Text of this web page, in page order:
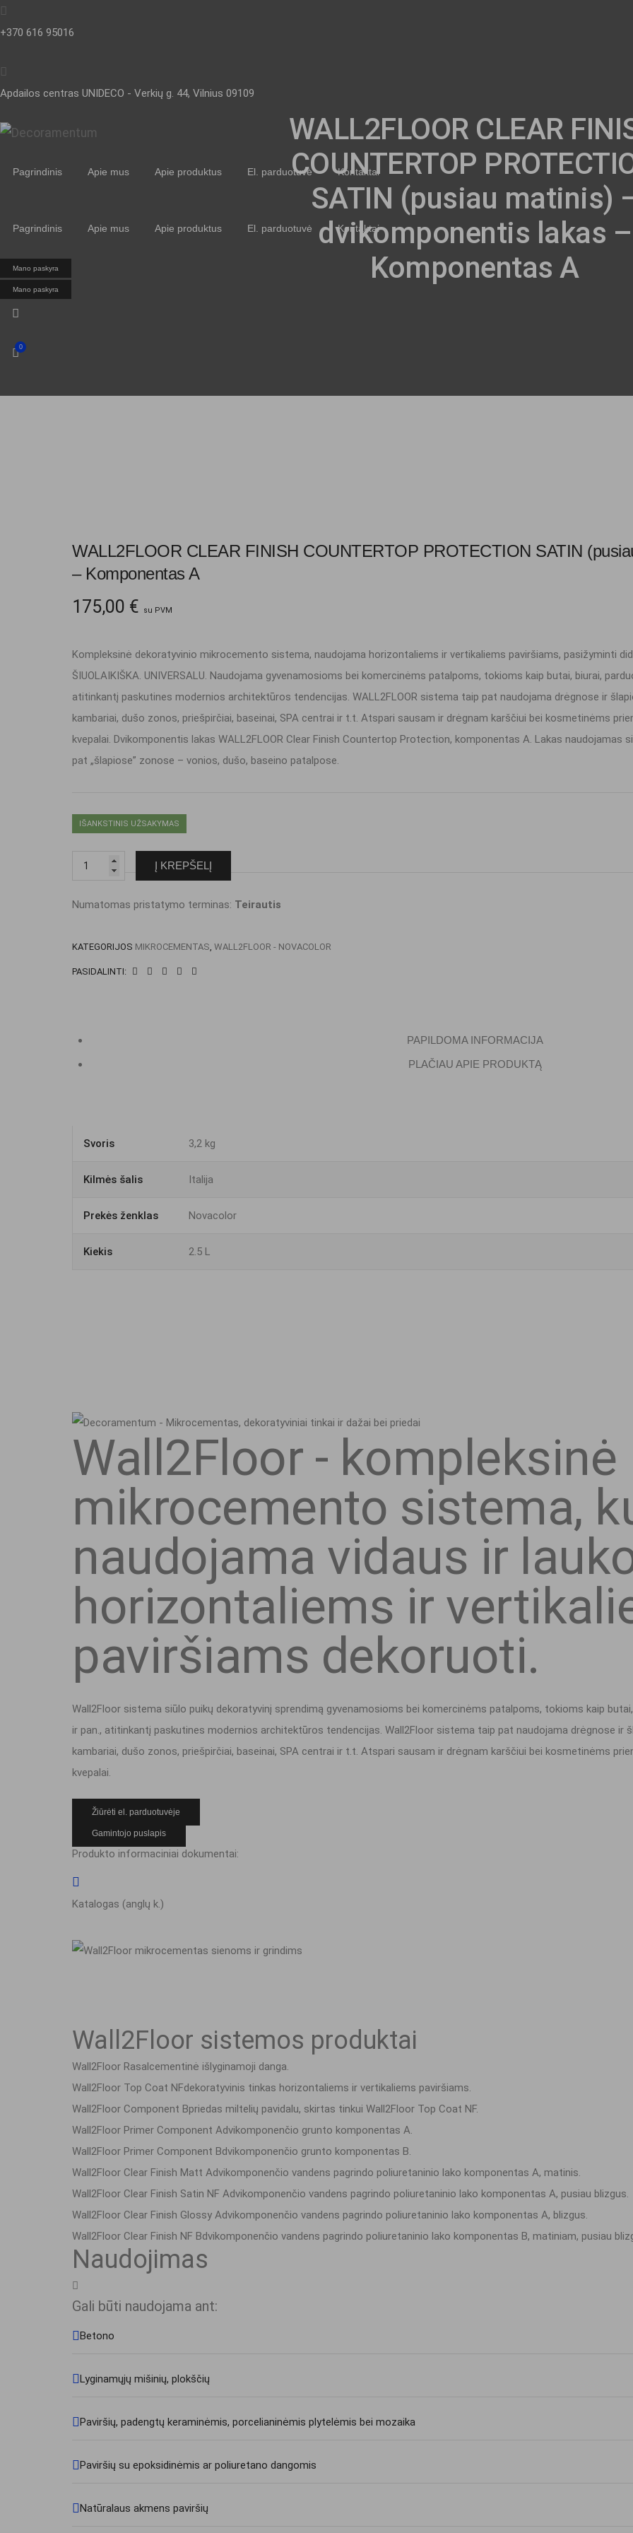
+370 616 95016
Apdailos centras UNIDECO - Verkių g. 44, Vilnius 09109
Pagrindinis Apie mus Apie produktus El. parduotuvė Kontaktai
Pagrindinis Apie mus Apie produktus El. parduotuvė Kontaktai
Mano paskyra
Mano paskyra
0
WALL2FLOOR CLEAR
COUNTERTOP
SATIN (pusiau matinis)
dvikomponentis lakas –
Komponentas A
WALL2FLOOR CLEAR FINISH COUNTERTOP PROTECTION SATIN
– Komponentas A
175,00 € su PVM
Kompleksinė dekoratyvinio mikrocemento sistema, naudojama horizontaliems ir vertikaliems paviršiams, pasižyminti
ŠIUOLAIKIŠKA. UNIVERSALU. Naudojama gyvenamosioms bei komercinėms patalpoms, tokioms kaip butai, biurai,
atitinkantį paskutines modernios architektūros tendencijas. WALL2FLOOR sistema taip pat naudojama drėgnose ir
kambariai, dušo zonos, priešpirčiai, baseinai, SPA centrai ir t.t. Atspari sausam ir drėgnam karščiui bei kosmetinėms
kvepalai. Dvikomponentis lakas WALL2FLOOR Clear Finish Countertop Protection, komponentas A. Lakas
pat „šlapiose” zonose – vonios, dušo, baseino patalpose.
IŠANKSTINIS UŽSAKYMAS
produkto
WALL2FLOOR
FINISH
COUNTERTOP
Į KREPŠELĮ
Numatomas pristatymo terminas: Teirautis
KATEGORIJOS MIKROCEMENTAS, WALL2FLOOR - NOVACOLOR
PASIDALINTI:
PAPILDOMA INFORMACIJA
PLAČIAU APIE PRODUKTĄ
Svoris 3,2 kg
Kilmės šalis Italija
Prekės ženklas Novacolor
Kiekis 2.5 L
Wall2Floor - kompleksinė
mikrocemento sistema,
naudojama vidaus ir
horizontaliems ir
paviršiams dekoruoti.
Wall2Floor sistema siūlo puikų dekoratyvinį sprendimą gyvenamosioms bei komercinėms patalpoms, tokioms kaip
ir pan., atitinkantį paskutines modernios architektūros tendencijas. Wall2Floor sistema taip pat naudojama drėgnose ir
kambariai, dušo zonos, priešpirčiai, baseinai, SPA centrai ir t.t. Atspari sausam ir drėgnam karščiui bei kosmetinėms
kvepalai.
Žiūrėti el. parduotuvėje
Gamintojo puslapis
Produkto informaciniai dokumentai:
Katalogas (anglų k.)
Wall2Floor sistemos produktai
Wall2Floor Rasalcementinė išlyginamoji danga.
Wall2Floor Top Coat NFdekoratyvinis tinkas horizontaliems ir vertikaliems paviršiams.
Wall2Floor Component Bpriedas miltelių pavidalu, skirtas tinkui Wall2Floor Top Coat NF.
Wall2Floor Primer Component Advikomponenčio grunto komponentas A.
Wall2Floor Primer Component Bdvikomponenčio grunto komponentas B.
Wall2Floor Clear Finish Matt Advikomponenčio vandens pagrindo poliuretaninio lako komponentas A, matinis.
Wall2Floor Clear Finish Satin NF Advikomponenčio vandens pagrindo poliuretaninio lako komponentas A, pusiau blizgus.
Wall2Floor Clear Finish Glossy Advikomponenčio vandens pagrindo poliuretaninio lako komponentas A, blizgus.
Wall2Floor Clear Finish NF Bdvikomponenčio vandens pagrindo poliuretaninio lako komponentas B, matiniam, pusiau
Naudojimas
Gali būti naudojama ant:
Betono
Lyginamųjų mišinių, plokščių
Paviršių, padengtų keraminėmis, porcelianinėmis plytelėmis bei mozaika
Paviršių su epoksidinėmis ar poliuretano dangomis
Natūralaus akmens paviršių